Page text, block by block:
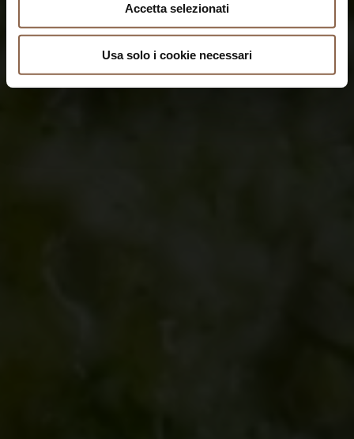
Accetta selezionati
Usa solo i cookie necessari